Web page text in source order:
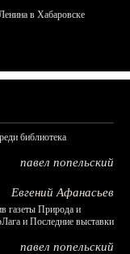
в Хабаровске
библиотека
павел попельский
Евгений Афанасьев
газеты Природа и
и Последние выставки
павел попельский